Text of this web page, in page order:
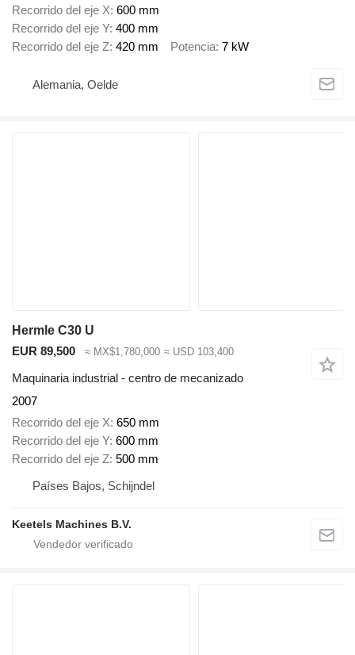
Recorrido del eje X 600 mm
Recorrido del eje Y 400 mm
Recorrido del eje Z 420 mm Potencia 7 kW
Alemania, Oelde
Hermle C30 U
EUR 89,500
≈ MX$1,780,000 ≈ USD 103,400
Maquinaria industrial - centro de mecanizado
2007
Recorrido del eje X 650 mm
Recorrido del eje Y 600 mm
Recorrido del eje Z 500 mm
Países Bajos, Schijndel
Keetels Machines B.V.